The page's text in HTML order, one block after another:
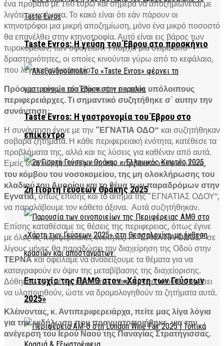
Taste Evros: Η γεύση του Έβρου στο προσκήνιο
Taste Evros: Η γαστρονομία του Έβρου στο
επίκεντρο
2η Γιορτή Γεύσεων Θράκης 2025
Επιτυχία της ΠΑΜΘ στον «Χάρτη των Γεύσεων
2025»
ένα πρόβατο με 160 ευρώ και σήμερα να αποζημιώνεται με
λιγότερα χρήματα. Το κακό είναι ότι εάν πάρουν οι
κτηνοτρόφοι μια μικρή αποζημίωση, μόνο ένα μικρό ποσοστό
θα επανέλθει στην κτηνοτροφία. Αυτό είναι εις βάρος των
τυροκομείων, των σφαγείων. Υπάρχει μια σειρά από
δραστηριότητες, οι οποίες κινούνται γύρω από το κεφάλαιο,
που λέγεται κτηνοτροφία.
Πρόσφατα έγινε μία σύσκεψη με τους υπόλοιπους
περιφερειάρχες. Τι σημαντικό συζητήθηκε σ΄ αυτην την
συνάντηση;
Η συνάντηση έγινε με την “ΕΓΝΑΤΙΑ ΟΔΟ” και συζητήθηκαν
σοβαρά ζητήματα. Η κάθε περιφερειακή ενότητα, κατέθεσε τα
προβλήματα της, αλλά και τις λύσεις για καθέναν από αυτά.
Εμείς αναδείξαμε τα θέματα,του κόμβου των Δικέλλων,
του κόμβου του νοσοκομείου, της μη ολοκλήρωσης του
κλαδιού του Αμορίου και το θέμα των παραδρόμων στην
Εγνατία,όπως επίσης και το αίτημα της “ΕΓΝΑΤΙΑΣ ΟΔΟΥ”,
να παραλάβουμε τον κάθετο άξονα. Αυτά συζητήθηκαν.
Επίσης καταθέσαμε τις θέσεις της περιφερειας, όπως έγινε
με όλες τις περιφερειακές ενότητες. Η“ΕΓΝΑΤΙΑ ΟΔΟΣ”σε
λίγους μήνες θα παραδώσει την διαχείρηση της Οδού στην
ΤΕΡΝΑκαι οφείλαμε να αναδείξουμε τα θέματα για να
καταγραφούν εν όψιν της μεταβίβασης της διαχείορισης.
Δόθηκαν ορισμένες προτάσεις και ενέργειες που θα πρέπει
να υλοποιηθούν, ώστε να δρομολογηθούν τα ζητήματα αυτά.
Κλέινοντας, κ. Αντιπεριφερειάρχα, πείτε μας λίγα λόγια
για την εκδήλωση που πραγματοποιήθηκε για την
ανέγερση του Ιερού Ναού της Παναγίας Στρατήγισσας.